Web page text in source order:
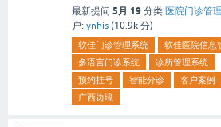
最新提问 5月 19 分类:医院门诊管
户: ynhis (10.9k 分)
软佳门诊管理系统
软佳医院信息
多语言门诊系统
诊所管理系统
预约挂号
智能分诊
客户案例
广西边境